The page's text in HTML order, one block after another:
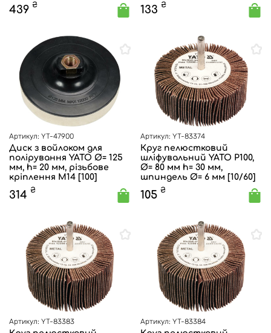
439 ₴ 133 ₴
Артикул: YT-47900
Диск з войлоком для
полірування YATO Ø= 125
мм, h= 20 мм, різьбове
кріплення М14 [100]
314 ₴
Артикул: YT-83374
Круг пелюстковий
шліфувальний YATO P100,
Ø= 80 мм h= 30 мм,
шпиндель Ø= 6 мм [10/60]
105 ₴
Артикул: YT-83383 Артикул: YT-83384